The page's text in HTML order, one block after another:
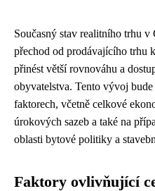
Současný stav realitního trhu
přechod od prodávajícího trhu
přinést větší rovnováhu a
obyvatelstva. Tento vývoj bude
faktorech, včetně celkové
úrokových sazeb a také na
oblasti bytové politiky a
Faktory ovlivňující